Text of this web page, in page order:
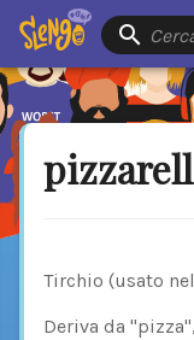
Tirchio (usato
Deriva da